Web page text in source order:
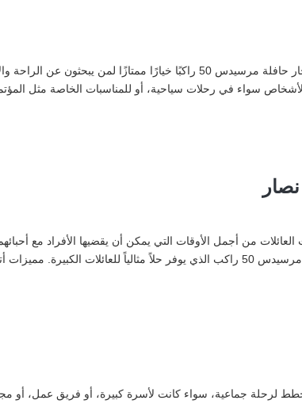
ايجار اتوبيسات سياحي ايجار اتوبيس مرسيدس 50 للرحلات والسفر يعد استئجار حافلة
سواء في رحلات سياحية، أو للمناسبات الخاصة مثل
مرسيدس 50 راكب للعائلات تعد رحلات العائلات من أجمل الأوقات التي يمكن أن
50 راكب […]
33 راكب للسياحه والسفر عندما تخطط لرحلة جماعية، سواء كانت لأسرة كبيرة، أو